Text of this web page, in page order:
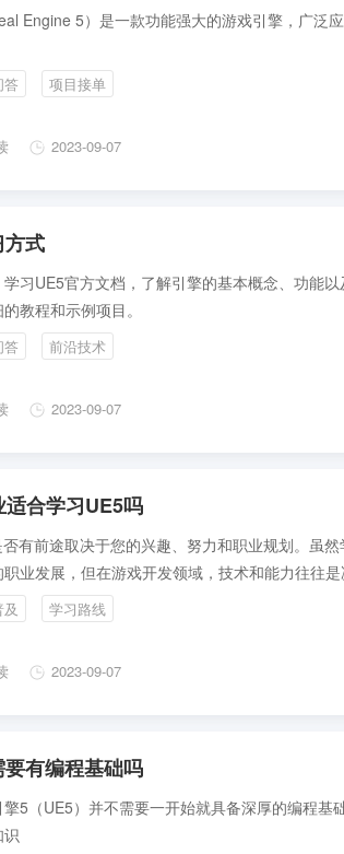
Engine 5）是一款功能强大的游戏引擎，广泛
答 项目接单
2023-09-07
方式
习UE5官方文档，了解引擎的基本概念、功能
教程和示例项目。
答 前沿技术
2023-09-07
适合学习UE5吗
有前途取决于您的兴趣、努力和职业规划。虽
业发展，但在游戏开发领域，技术和能力往往是
学习路线
2023-09-07
有编程基础吗
5（UE5）并不需要一开始就具备深厚的编程基